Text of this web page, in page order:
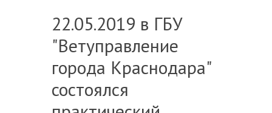
22.05.2019 в ГБУ
"Ветуправление
города Краснодара"
состоялся